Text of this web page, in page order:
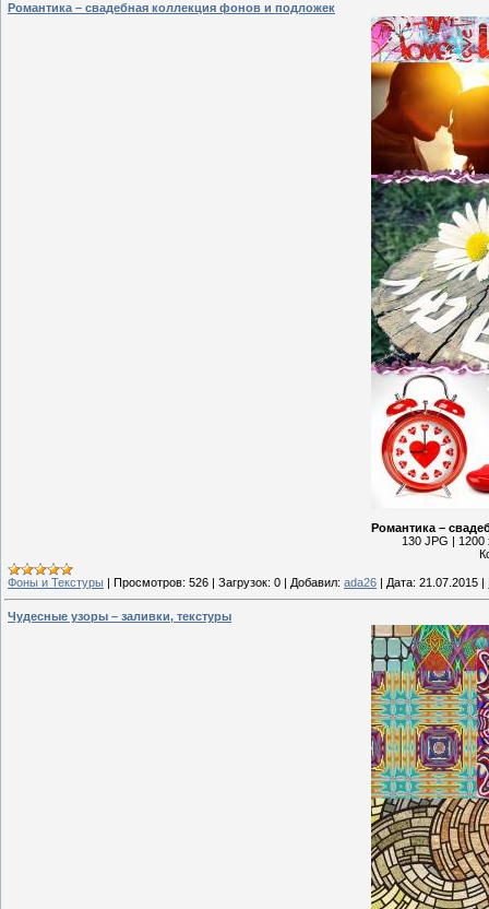
Романтика – свадебная коллекция фонов и подложек
Романтика –
130 JPG | 1200
Фоны и Текстуры Просмотров: 526 Загрузок: 0 Добавил: ada26 Дата: 21.07.2015
Чудесные узоры – заливки, текстуры